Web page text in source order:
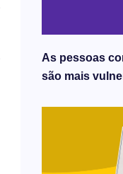
As pessoas
são mais